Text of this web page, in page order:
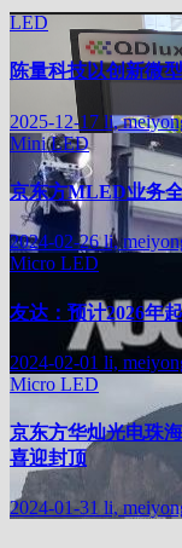
LED
陈量科技以创新微
2025-12-17 li,
Mini LED
京东方MLED业务
2024-02-26li,
Micro LED
友达：预计2026年
2024-02-01 li,
Micro LED
京东方华灿光电珠
喜迎封顶
2024-01-31 li,